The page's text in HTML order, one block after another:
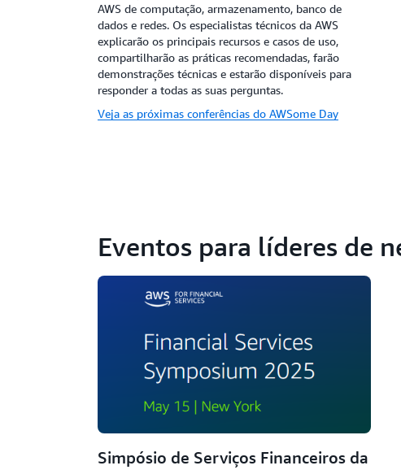
AWS de computação, armazenamento, banco de
dados e redes. Os especialistas técnicos da AWS
explicarão os principais recursos e casos de uso,
compartilharão as práticas recomendadas, farão
demonstrações técnicas e estarão disponíveis para
responder a todas as suas perguntas.
Veja as próximas conferências do AWSome Day
Eventos para líderes de
Simpósio de Serviços Financeiros da